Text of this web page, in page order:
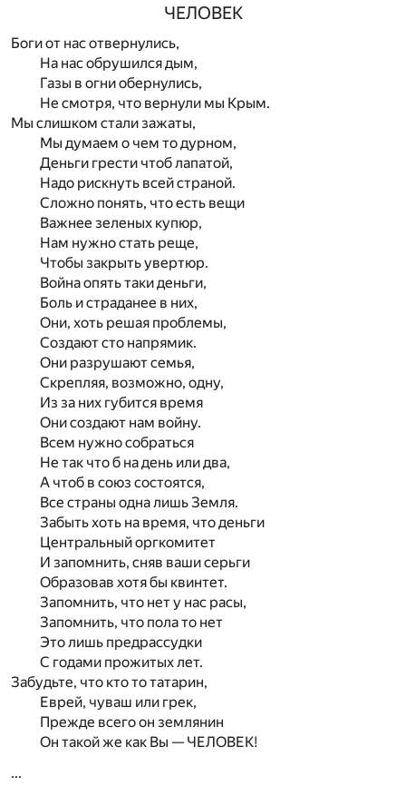
ЧЕЛОВЕК
Боги от нас отвернулись,
На нас обрушился дым,
Газы в огни обернулись,
Не смотря, что вернули мы Крым.
Мы слишком стали зажаты,
Мы думаем о чем то дурном,
Деньги грести чтоб лапатой,
Надо рискнуть всей страной.
Сложно понять, что есть вещи
Важнее зеленых купюр,
Нам нужно стать реще,
Чтобы закрыть увертюр.
Война опять таки деньги,
Боль и страданее в них,
Они, хоть решая проблемы,
Создают сто напрямик.
Они разрушают семья,
Скрепляя, возможно, одну,
Из за них губится время
Они создают нам войну.
Всем нужно собраться
Не так что б на день или два,
А чтоб в союз состоятся,
Все страны одна лишь Земля.
Забыть хоть на время, что деньги
Центральный оргкомитет
И запомнить, сняв ваши серьги
Образовав хотя бы квинтет.
Запомнить, что нет у нас расы,
Запомнить, что пола то нет
Это лишь предрассудки
С годами прожитых лет.
Забудьте, что кто то татарин,
Еврей, чуваш или грек,
Прежде всего он землянин
Он такой же как Вы — ЧЕЛОВЕК!
...